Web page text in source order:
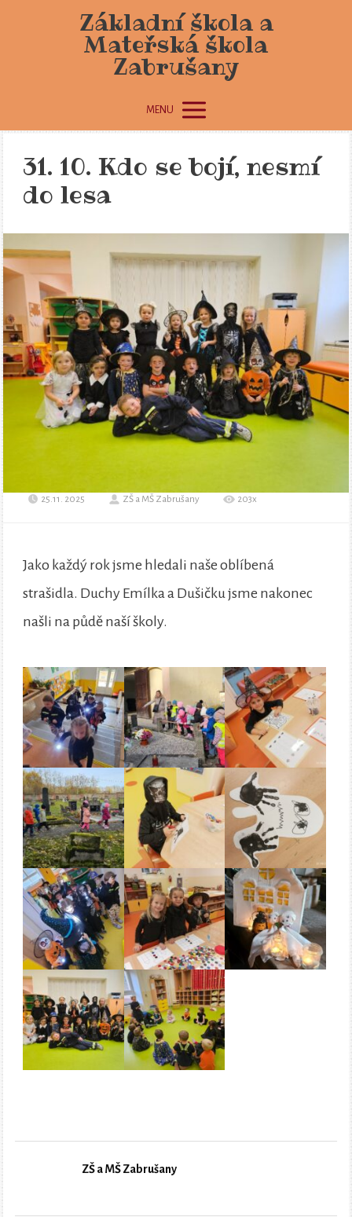
Základní škola a
Mateřská škola
Zabrušany
MENU
31. 10. Kdo se bojí, nesmí
do lesa
25.11. 2025 ZŠ a MŠ Zabrušany 203x
Jako každý rok jsme hledali naše oblíbená
strašidla. Duchy Emílka a Dušičku jsme nakonec
našli na půdě naší školy.
ZŠ a MŠ Zabrušany